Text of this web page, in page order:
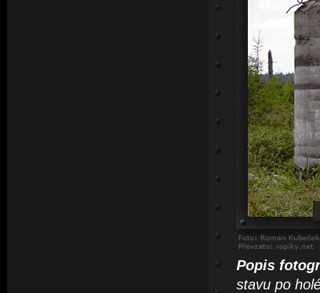
Popis
stavu po